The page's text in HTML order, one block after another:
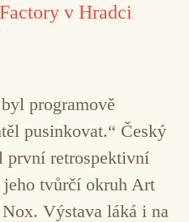
v Hradci
programově
pusinkovat.“ Český
první retrospektivní
tvůrčí okruh Art
Výstava láká i na